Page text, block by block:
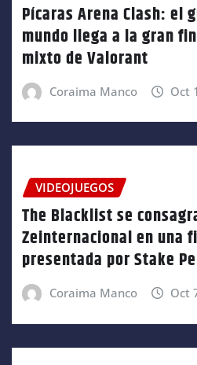
Pícaras Arena Clash: el
mundo llega a la gran
mixto de Valorant
Coraima Manco Oct
VIDEOJUEGOS
The Blacklist se
Zeinternacional en una
presentada por Stake
Coraima Manco Oct